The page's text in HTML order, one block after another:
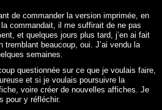
de commander la version imprimée, en
commandait, il me suffirait de ne pas
et quelques jours plus tard, j’en ai fait
tremblant beaucoup, oui. J’ai vendu la
semaines.
questionnée sur ce que je voulais faire,
et si je voulais poursuivre la
voire créer de nouvelles affiches. Je
pour y réfléchir.